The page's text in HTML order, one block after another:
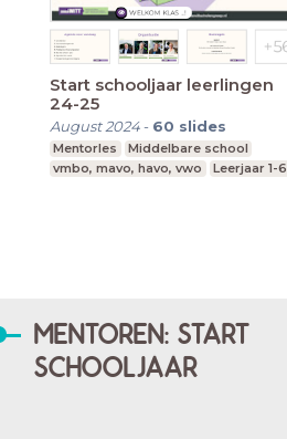
Start schooljaar leerlingen
24-25
August 2024- 60 slides
Mentorles
Middelbare school
vmbo, mavo, havo, vwo
Leerjaar 1-6
MENTOREN: START
SCHOOLJAAR